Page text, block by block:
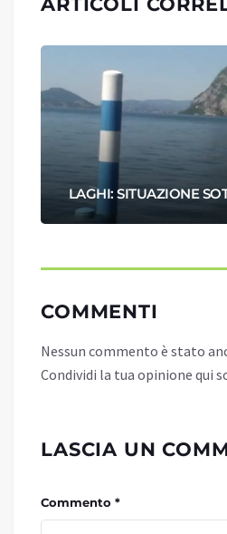
LAGHI: SITUAZIONE
COMMENTI
Nessun commento è stato
Condividi la tua opinione qui
LASCIA UN
Commento *